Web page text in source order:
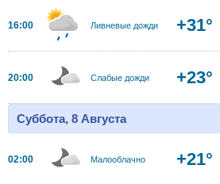
16:00 Ливневые дожди +31°
20:00 Слабые дожди +23°
Суббота, 8 Августа
02:00 Малооблачно +21°